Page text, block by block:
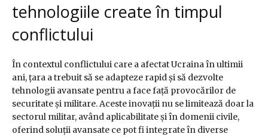
tehnologiile create în timpul
conflictului
În contextul conflictului care a afectat Ucraina în ultimii
ani, țara a trebuit să se adapteze rapid și să dezvolte
tehnologii avansate pentru a face față provocărilor de
securitate și militare. Aceste inovații nu se limitează doar la
sectorul militar, având aplicabilitate și în domenii civile,
oferind soluții avansate ce pot fi integrate în diverse